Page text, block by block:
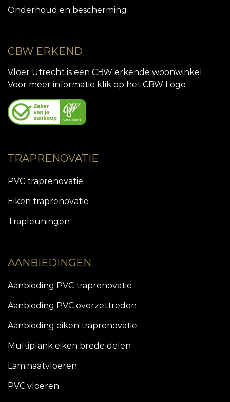
Onderhoud en bescherming
CBW ERKEND
Vloer Utrecht is een CBW erkende woonwinkel.
Voor meer informatie klik op het CBW Logo
TRAPRENOVATIE
PVC traprenovatie
Eiken traprenovatie
Trapleuningen
AANBIEDINGEN
Aanbieding PVC traprenovatie
Aanbieding PVC overzettreden
Aanbieding eiken traprenovatie
Multiplank eiken brede delen
Laminaatvloeren
PVC vloeren